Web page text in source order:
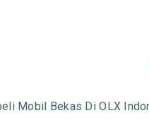
Mobil Bekas Di OLX